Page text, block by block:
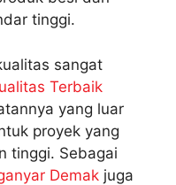
tinggi.
sangat
Terbaik
yang luar
proyek yang
tinggi. Sebagai
Demak juga